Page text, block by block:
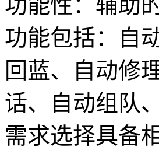
功能包括：自
回蓝、自动修
话、自动组队
需求选择具备